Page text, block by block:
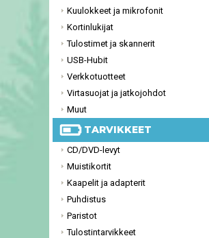
Kuulokkeet ja mikrofonit
Kortinlukijat
Tulostimet ja skannerit
USB-Hubit
Verkkotuotteet
Virtasuojat ja jatkojohdot
Muut
TARVIKKEET
CD/DVD-levyt
Muistikortit
Kaapelit ja adapterit
Puhdistus
Paristot
Tulostintarvikkeet